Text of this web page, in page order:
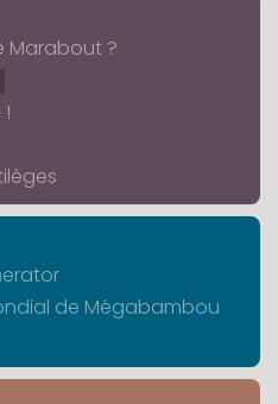
Marabout ?
de Mégabambou